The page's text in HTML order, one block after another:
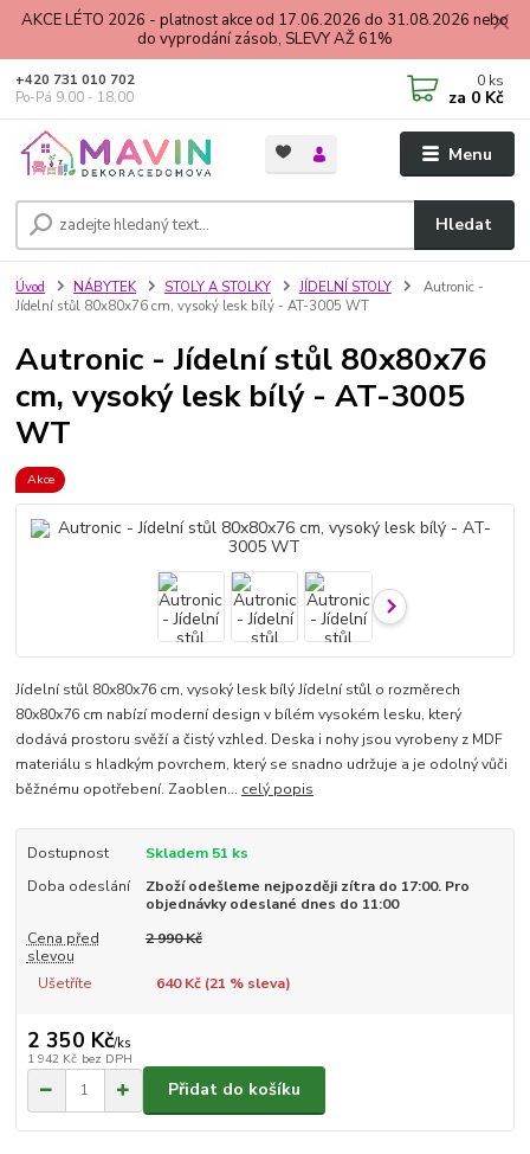
AKCE LÉTO 2026 - platnost akce od 17.06.2026 do 31.08.2026 nebo
do vyprodání zásob, SLEVY AŽ 61%
Menu
Hledat
+420 731 010 702
Po-Pá 9.00 - 18.00
0 ks
za 0 Kč
Úvod NÁBYTEK STOLY A STOLKY JÍDELNÍ STOLY
Autronic -
Jídelní stůl 80x80x76 cm, vysoký lesk bílý - AT-3005 WT
Autronic - Jídelní stůl 80x80x76
cm, vysoký lesk bílý - AT-3005
WT
Akce
Jídelní stůl 80x80x76 cm, vysoký lesk bílý Jídelní stůl o rozměrech
80x80x76 cm nabízí moderní design v bílém vysokém lesku, který
dodává prostoru svěží a čistý vzhled. Deska i nohy jsou vyrobeny z MDF
materiálu s hladkým povrchem, který se snadno udržuje a je odolný vůči
běžnému opotřebení. Zaoblen... celý popis
Dostupnost
Skladem 51 ks
Doba odeslání
Zboží odešleme nejpozději zítra do 17:00. Pro
objednávky odeslané dnes do 11:00
Cena před
slevou
2 990 Kč
Ušetříte 640 Kč (21 % sleva)
2 350 Kč/ks
1 942 Kč bez DPH
Přidat do košíku